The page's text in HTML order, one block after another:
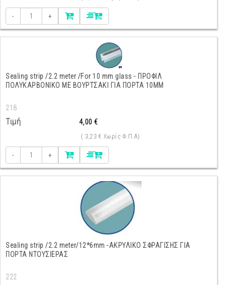
- +
Sealing strip /2.2 meter /For 10 mm glass - ΠΡΟΦΙΛ
ΠΟΛΥΚΑΡΒΟΝΙΚΟ ΜΕ ΒΟΥΡΤΣΑΚΙ ΓΙΑ ΠΟΡΤΑ 10ΜΜ
218
Τιμή 4,00 €
( 3,23 € Χωρίς Φ.Π.Α)
- +
Sealing strip /2.2 meter/12*6mm -ΑΚΡΥΛΙΚΟ ΣΦΡΑΓΙΣΗΣ ΓΙΑ
ΠΟΡΤΑ ΝΤΟΥΣΙΕΡΑΣ
222